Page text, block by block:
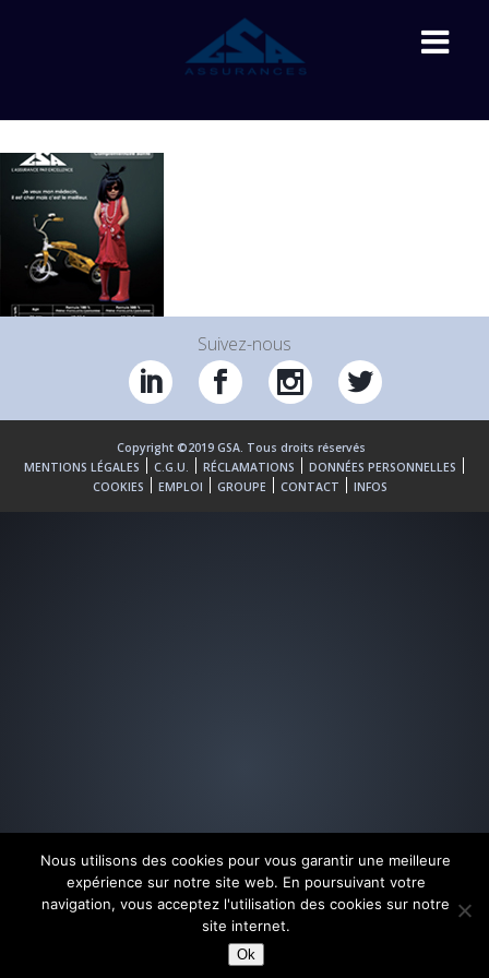
Suivez-nous
Copyright ©2019 GSA. Tous droits réservés
MENTIONS LÉGALES
C.G.U. RÉCLAMATIONS
DONNÉES PERSONNELLES
COOKIES
EMPLOI GROUPE CONTACT INFOS
Nous utilisons des cookies pour vous garantir une meilleure
expérience sur notre site web. En poursuivant votre
navigation, vous acceptez l'utilisation des cookies sur notre
site internet.
Ok